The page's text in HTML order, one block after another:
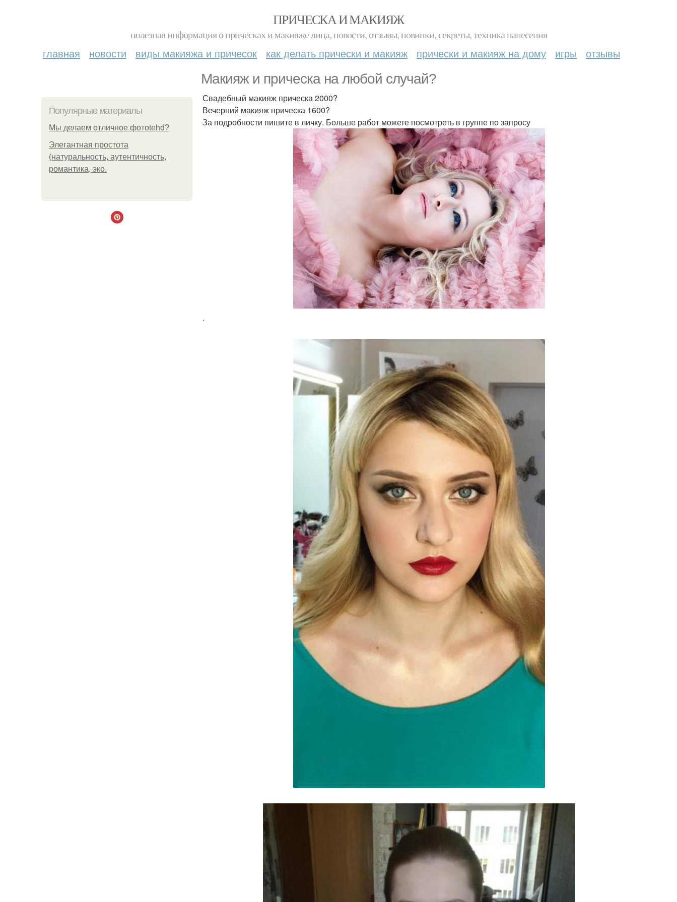
ПРИЧЕСКА И МАКИЯЖ
полезная информация о прическах и макияже лица, новости, отзывы, новинки, секреты, техника нанесения
главная новости виды макияжа и причесок как делать прически и макияж прически и макияж на дому игры отзывы
Макияж и прическа на любой случай?
Популярные материалы
Мы делаем отличное фотоtehd?
Элегантная простота
(натуральность, аутентичность,
романтика, эко.
Свадебный макияж прическа 2000?
Вечерний макияж прическа 1600?
За подробности пишите в личку. Больше работ можете посмотреть в группе по запросу
.